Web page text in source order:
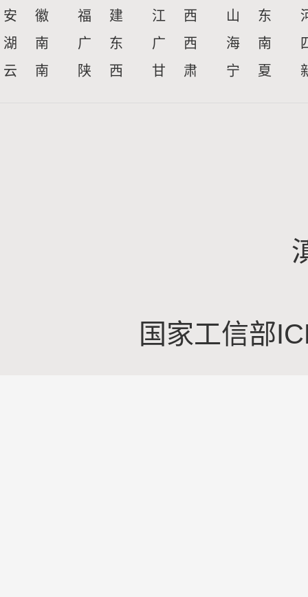
安 徽 福 建 江 西 山 东
湖 南
广 东 广 西 海 南
云 南
陕 西 甘 肃 宁 夏
国家工信部